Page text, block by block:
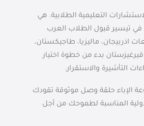
التعليمية الطلابية. هي
تيسير قبول الطلاب العرب
اذربيجان، ماليزيا، طاجيكستان،
بدء من خطوة اختيار
التأشيرة والاستقرار.
الإباء حلقة وصل موثوقة تقودك
المناسبة لطموحك من أجل